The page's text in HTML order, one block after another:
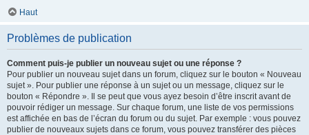
Haut
Problèmes de publication
Comment puis-je publier un nouveau sujet ou une réponse ?
Pour publier un nouveau sujet dans un forum, cliquez sur le bouton « Nouveau
sujet ». Pour publier une réponse à un sujet ou un message, cliquez sur le
bouton « Répondre ». Il se peut que vous ayez besoin d’être inscrit avant de
pouvoir rédiger un message. Sur chaque forum, une liste de vos permissions
est affichée en bas de l’écran du forum ou du sujet. Par exemple : vous pouvez
publier de nouveaux sujets dans ce forum, vous pouvez transférer des pièces